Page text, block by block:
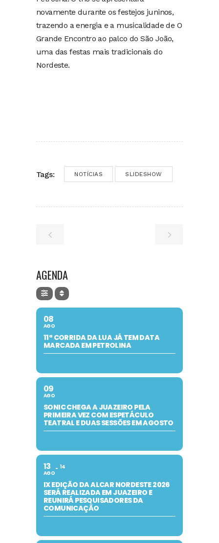
novamente durante os festejos juninos,
trazendo a energia e a musicalidade de O
Grande Encontro ao palco do São João,
uma das festas mais tradicionais do
Nordeste.
Tags: NOTÍCIAS SLIDESHOW
AGENDA
08
AGO
11ª CORRIDA DA LUA JÁ TEM DATA
MARCADA EM PETROLINA
09
AGO
SONIC CHEGA A JUAZEIRO PELA
PRIMEIRA VEZ COM ESPETÁCULO
TEATRAL E DUAS SESSÕES EM AGOSTO
13
AGO
14
IX EDIÇÃO DA ALCAR NORDESTE 2026
SERÁ REALIZADA EM JUAZEIRO E
REUNIRÁ PESQUISADORES DA
COMUNICAÇÃO